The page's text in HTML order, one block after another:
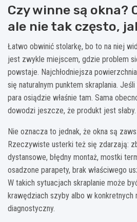
Czy winne są okna?
ale nie tak często,
Łatwo obwinić stolarkę, bo to na niej
jest zwykle miejscem, gdzie problem
powstaje. Najchłodniejsza
się naturalnym punktem skraplania.
para osiądzie właśnie tam. Sama
dowodzi jeszcze, że produkt jest słaby.
Nie oznacza to jednak, że okna są
Rzeczywiste usterki też się zdarzają:
dystansowe, błędny montaż, mostki
osadzone parapety, brak właściwego
W takich sytuacjach skraplanie może
krawędziach szyby albo w konkretnych
diagnostyczny.